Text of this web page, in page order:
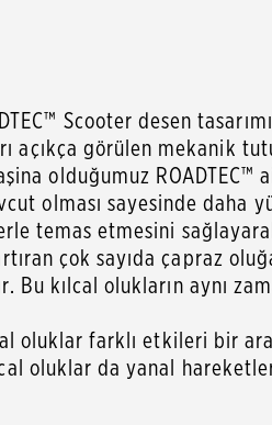
Scooter desen
açıkça görülen
olduğumuz ROADTEC™
olması sayesinde
temas etmesini
çok sayıda çapraz
Bu kılcal olukların aynı
oluklar farklı etkileri bir
oluklar da yanal